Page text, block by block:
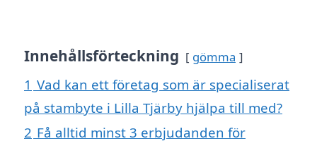
Innehållsförteckning gömma
1 Vad kan ett företag som är specialiserat
på stambyte i Lilla Tjärby hjälpa till med?
2 Få alltid minst 3 erbjudanden för